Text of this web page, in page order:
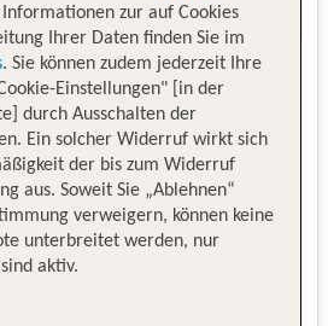
Informationen zur auf Cookies
Ihrer Daten finden Sie im
. Sie können zudem jederzeit Ihre
Einstellungen" [in der
durch Ausschalten der
Ein solcher Widerruf wirkt sich
der bis zum Widerruf
aus. Soweit Sie „Ablehnen“
verweigern, können keine
unterbreitet werden, nur
aktiv.